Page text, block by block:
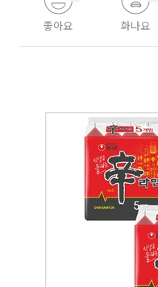
좋아요 화나요